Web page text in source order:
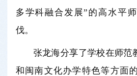
多学科融合发展”的高水平
伐。
张龙海分享了学校在师范
和闽南文化办学特色等方面